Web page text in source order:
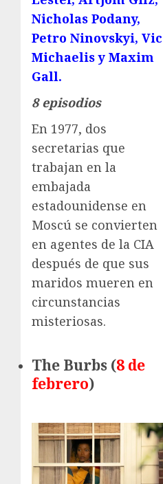
Nicholas Podany,
Petro Ninovskyi, Vic
Michaelis y Maxim
Gall.
8 episodios
En 1977, dos
secretarias que
trabajan en la
embajada
estadounidense en
Moscú se convierten
en agentes de la CIA
después de que sus
maridos mueren en
circunstancias
misteriosas.
The Burbs (8 de
febrero)